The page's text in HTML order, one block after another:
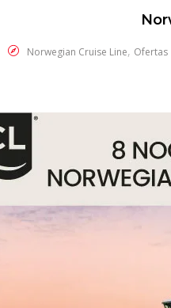
Norwegian Cruise Line, Ofertas